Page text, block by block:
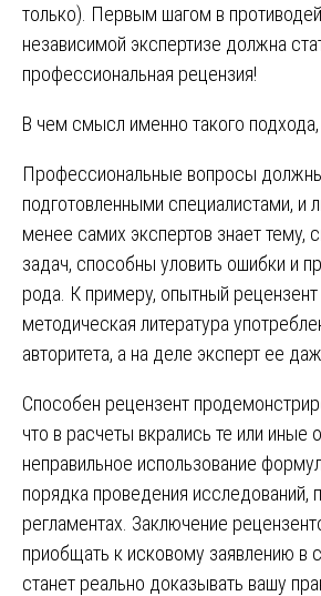
только). Первым шагом в
независимой экспертизе должна
профессиональная рецензия!
В чем смысл именно такого
Профессиональные вопросы
подготовленными специалистами, и
менее самих экспертов знает тему,
задач, способны уловить ошибки и
рода. К примеру, опытный
методическая литература
авторитета, а на деле эксперт ее
Способен рецензент
что в расчеты вкрались те или иные
неправильное использование
порядка проведения исследований,
регламентах. Заключение
приобщать к исковому заявлению в
станет реально доказывать вашу